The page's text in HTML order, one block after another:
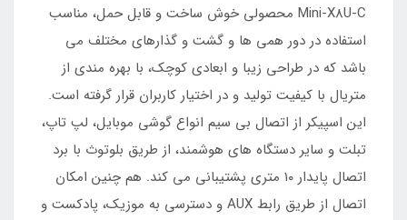
Mini-X8U-C محصولی خوش ساخت و قابل حمل، مناسب
استفاده در دور همی ها و گشت و گذارهای مختلف می
باشد که در طراحی زیبا و ابعادی کوچک، با بهره مندی از
متریال با کیفیت تولید و در اختیار کاربران قرار گرفته است.
این اسپیکر از اتصال بی سیم انواع گوشی موبایل، لپ تاپ،
تبلت و سایر دستگاه های هوشمند، از طریق بلوتوث با برد
اتصال پایدار ۱۰ متری پشتیبانی می کند. هم چنین امکان
اتصال از طریق رابط AUX و دسترسی به موزیک، پادکست و